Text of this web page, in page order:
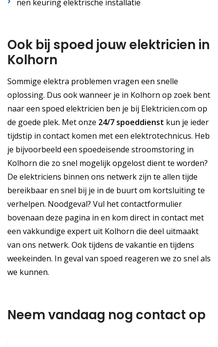
nen keuring elektrische installatie
Ook bij spoed jouw elektricien in
Kolhorn
Sommige elektra problemen vragen een snelle
oplossing. Dus ook wanneer je in Kolhorn op zoek bent
naar een spoed elektricien ben je bij Elektricien.com op
de goede plek. Met onze 24/7 spoeddienst kun je ieder
tijdstip in contact komen met een elektrotechnicus. Heb
je bijvoorbeeld een spoedeisende stroomstoring in
Kolhorn die zo snel mogelijk opgelost dient te worden?
De elektriciens binnen ons netwerk zijn te allen tijde
bereikbaar en snel bij je in de buurt om kortsluiting te
verhelpen. Noodgeval? Vul het contactformulier
bovenaan deze pagina in en kom direct in contact met
een vakkundige expert uit Kolhorn die deel uitmaakt
van ons netwerk. Ook tijdens de vakantie en tijdens
weekeinden. In geval van spoed reageren we zo snel als
we kunnen.
Neem vandaag nog contact op